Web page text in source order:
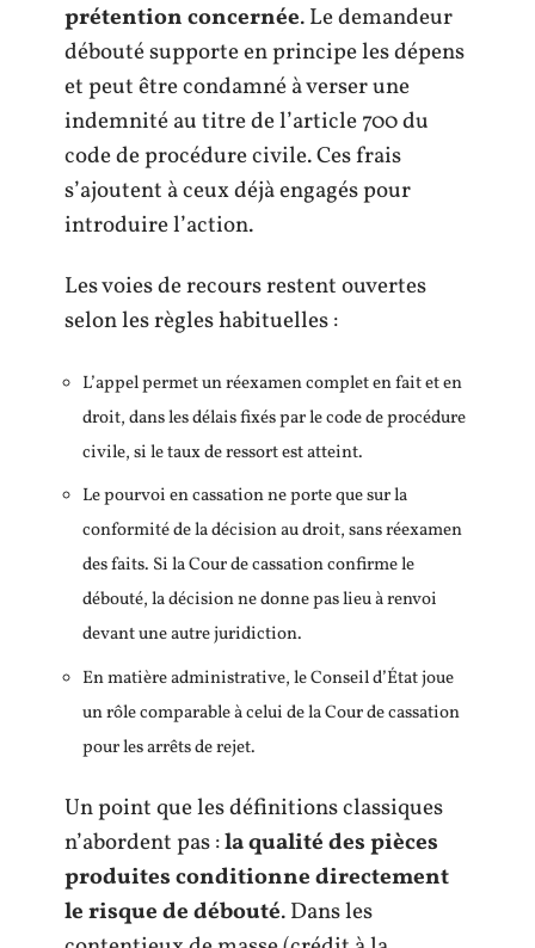
prétention concernée. Le demandeur
débouté supporte en principe les dépens
et peut être condamné à verser une
indemnité au titre de l’article 700 du
code de procédure civile. Ces frais
s’ajoutent à ceux déjà engagés pour
introduire l’action.
Les voies de recours restent ouvertes
selon les règles habituelles :
L’appel permet un réexamen complet en fait et en
droit, dans les délais fixés par le code de procédure
civile, si le taux de ressort est atteint.
Le pourvoi en cassation ne porte que sur la
conformité de la décision au droit, sans réexamen
des faits. Si la Cour de cassation confirme le
débouté, la décision ne donne pas lieu à renvoi
devant une autre juridiction.
En matière administrative, le Conseil d’État joue
un rôle comparable à celui de la Cour de cassation
pour les arrêts de rejet.
Un point que les définitions classiques
n’abordent pas :la qualité des pièces
produites conditionne directement
le risque de débouté. Dans les